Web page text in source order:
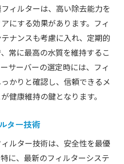
ィルターは、高い除去能力を
にする効果があります。フィ
ナンスも考慮に入れ、定期的
常に最高の水質を維持するこ
サーバーの選定時には、フィ
かりと確認し、信頼できるメ
健康維持の鍵となります。
ター技術
ルター技術は、安全性を最優
に、最新のフィルターシステ